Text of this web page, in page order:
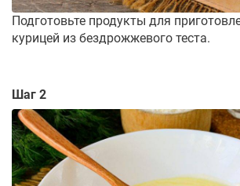
Подготовьте продукты для
курицей из бездрожжевого теста.
Шаг 2